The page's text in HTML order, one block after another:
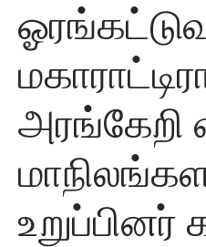
அரங்கேறி
உறுப்பினர்